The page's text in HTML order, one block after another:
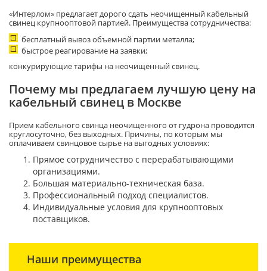
«Интерлом» предлагает дорого сдать неочищенный кабельный
свинец крупнооптовой партией. Преимущества сотрудничества:
бесплатный вывоз объемной партии металла;
быстрое реагирование на заявки;
конкурирующие тарифы на неочищенный свинец.
Почему мы предлагаем лучшую цену на
кабельный свинец в Москве
Прием кабельного свинца неочищенного от гудрона проводится
круглосуточно, без выходных. Причины, по которым мы
оплачиваем свинцовое сырье на выгодных условиях:
Прямое сотрудничество с перерабатывающими
организациями.
Большая материально-техническая база.
Профессиональный подход специалистов.
Индивидуальные условия для крупнооптовых
поставщиков.
Наши преимущества